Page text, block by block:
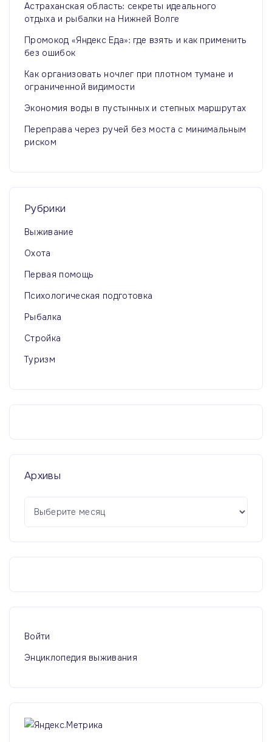
Астраханская область: секреты идеального
отдыха и рыбалки на Нижней Волге
Промокод «Яндекс Еда»: где взять и как применить
без ошибок
Как организовать ночлег при плотном тумане и
ограниченной видимости
Экономия воды в пустынных и степных маршрутах
Переправа через ручей без моста с минимальным
риском
Рубрики
Выживание
Охота
Первая помощь
Психологическая подготовка
Рыбалка
Стройка
Туризм
Архивы
А
х
Войти
Энциклопедия выживания